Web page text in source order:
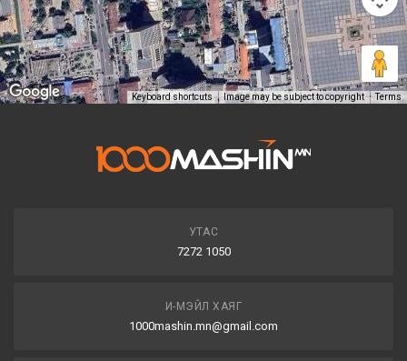
Keyboard shortcuts Image may be subject to copyright Terms
УТАС
7272 1050
И-МЭЙЛ ХАЯГ
1000mashin.mn@gmail.com